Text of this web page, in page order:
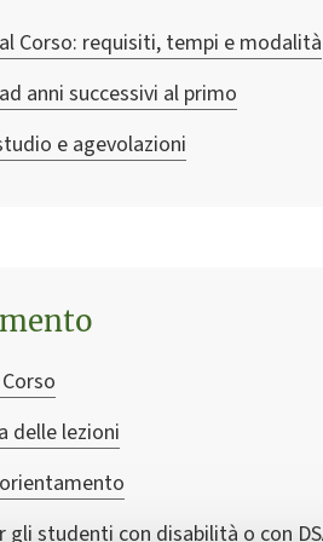
Corso: requisiti, tempi e modalità
anni successivi al primo
e agevolazioni
delle lezioni
gli studenti con disabilità o con